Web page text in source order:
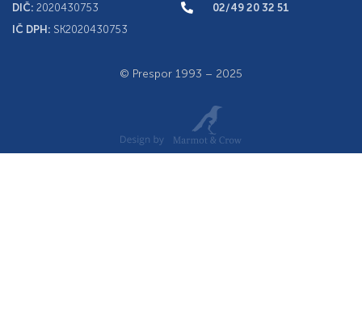
DIČ: 2020430753
IČ DPH: SK2020430753
02/49 20 32 51
© Prespor 1993 – 2025